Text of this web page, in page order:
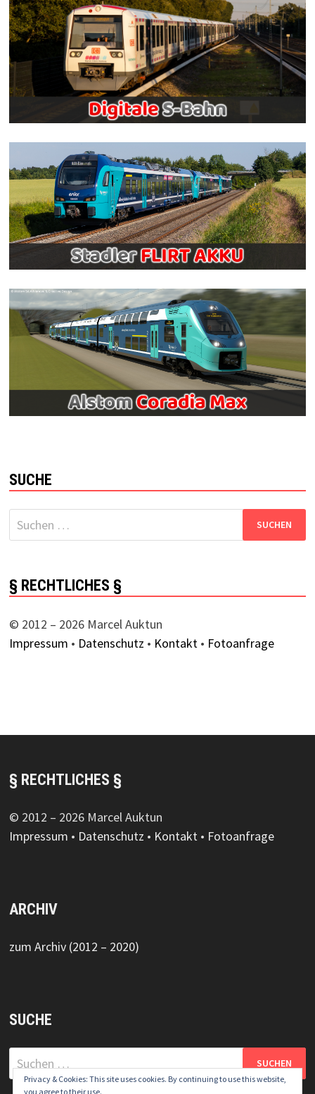
SUCHE
Suchen
nach:
§ RECHTLICHES §
© 2012 – 2026 Marcel Auktun
Impressum • Datenschutz • Kontakt• Fotoanfrage
§ RECHTLICHES §
© 2012 – 2026 Marcel Auktun
Impressum • Datenschutz • Kontakt• Fotoanfrage
ARCHIV
zum Archiv (2012 – 2020)
SUCHE
Suchen
nach:Privacy & Cookies: This site uses cookies. By continuing to use this website,
you agree to their use.